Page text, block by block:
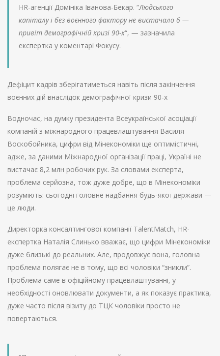
HR-агенції Домініка Іванова-Бекар. “Людського
капіталу і без воєнного фактору не вистачало б —
привіт демографічній кризі 90-х“, — зазначила
експертка у коментарі Фокусу.
Дефіцит кадрів зберігатиметься навіть після закінчення
воєнних дій внаслідок демографічної кризи 90-х
Водночас, на думку президента Всеукраїнської асоціації
компаній з міжнародного працевлаштування Василя
Воскобойника, цифри від Мінекономіки ще оптимістичні,
адже, за даними Міжнародної організації праці, Україні не
вистачає 8,2 млн робочих рук. За словами експерта,
проблема серйозна, тож дуже добре, що в Мінекономіки
розуміють: сьогодні головне надбання будь-якої держави —
це люди.
Директорка консалтингової компанії TalentMatch, HR-
експертка Наталія Слинько вважає, що цифри Мінекономіки
дуже близькі до реальних. Але, продовжує вона, головна
проблема полягає не в тому, що всі чоловіки “зникли”.
Проблема саме в офіційному працевлаштуванні, у
необхідності оновлювати документи, а як показує практика,
дуже часто після візиту до ТЦК чоловіки просто не
повертаються.